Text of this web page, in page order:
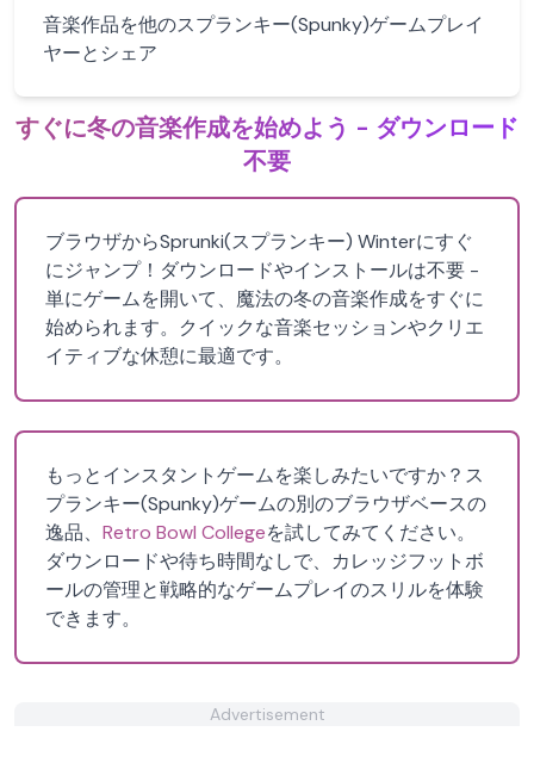
音楽作品を他のスプランキー(Spunky)ゲームプレイ
ヤーとシェア
すぐに冬の音楽作成を始めよう - ダウンロード
不要
ブラウザからSprunki(スプランキー) Winterにすぐ
にジャンプ！ダウンロードやインストールは不要 -
単にゲームを開いて、魔法の冬の音楽作成をすぐに
始められます。クイックな音楽セッションやクリエ
イティブな休憩に最適です。
もっとインスタントゲームを楽しみたいですか？ス
プランキー(Spunky)ゲームの別のブラウザベースの
逸品、 Retro Bowl Collegeを試してみてください。
ダウンロードや待ち時間なしで、カレッジフットボ
ールの管理と戦略的なゲームプレイのスリルを体験
できます。
Advertisement